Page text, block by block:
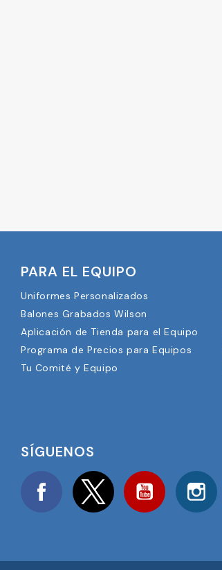
PARA EL EQUIPO
Uniformes Personalizados
Balones Grabados Wilson
Aplicación de Tienda para el Equipo
Programa de Precios para Equipos
Tu Comité y Equipo
SÍGUENOS
Facebook Twitter YouTube